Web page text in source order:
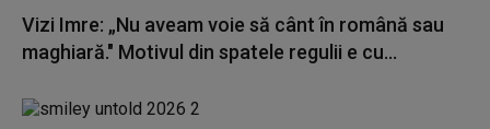
Vizi Imre: „Nu aveam voie să cânt în română sau
maghiară." Motivul din spatele regulii e cu...